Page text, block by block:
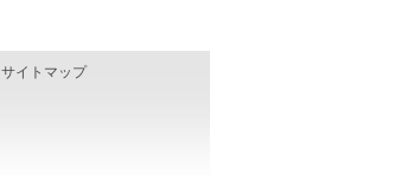
サイトマップ